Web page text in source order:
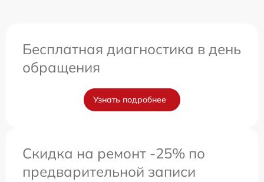
Бесплатная диагностика в день
обращения
Узнать подробнее
Скидка на ремонт -25% по
предварительной записи